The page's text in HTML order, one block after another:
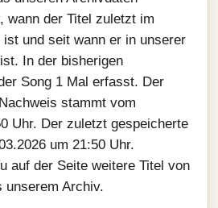
wann der Titel zuletzt im
ist und seit wann er in unserer
In der bisherigen
Song 1 Mal erfasst. Der
stammt vom
Uhr. Der zuletzt gespeicherte
um 21:50 Uhr.
auf der Seite weitere Titel von
unserem Archiv.